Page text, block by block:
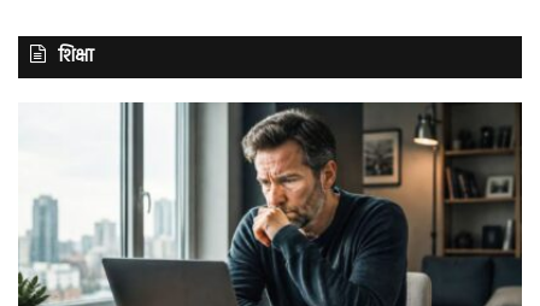
शिक्षा